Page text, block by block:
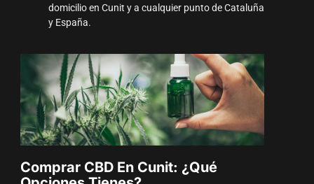
domicilio en Cunit y a cualquier punto de Cataluña
y España.
Comprar CBD En Cunit: ¿Qué